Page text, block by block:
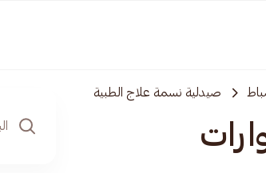
صيدلية نسمة علاج الطبية